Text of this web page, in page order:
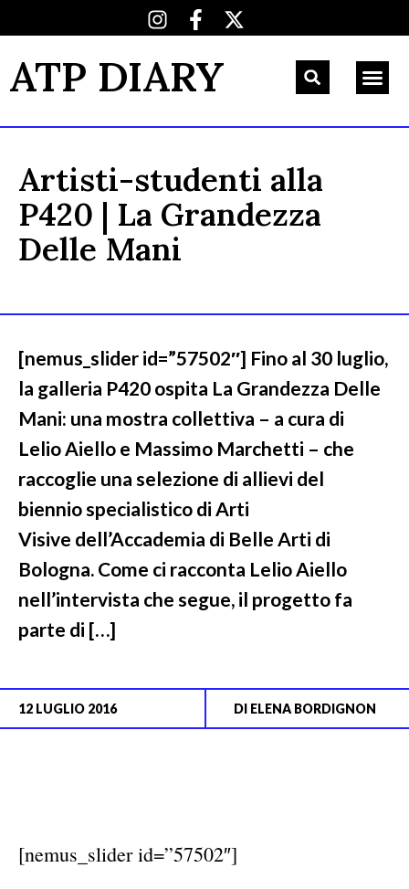
ATP DIARY
Artisti-studenti alla
P420 | La Grandezza
Delle Mani
[nemus_slider id=”57502″] Fino al 30 luglio,
la galleria P420 ospita La Grandezza Delle
Mani: una mostra collettiva – a cura di
Lelio Aiello e Massimo Marchetti – che
raccoglie una selezione di allievi del
biennio specialistico di Arti
Visive dell’Accademia di Belle Arti di
Bologna. Come ci racconta Lelio Aiello
nell’intervista che segue, il progetto fa
parte di […]
12 LUGLIO 2016 DI ELENA BORDIGNON
[nemus_slider id=”57502″]